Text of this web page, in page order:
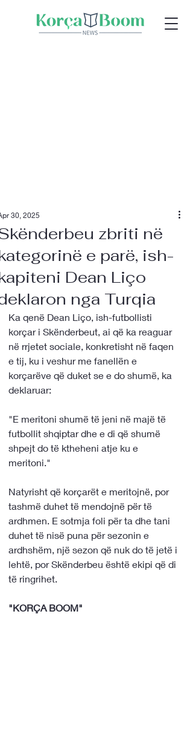
zbriti në
e parë, ish-
Dean Liço
nga Turqia
30, 2025
Ka qenë Dean Liço, ish-futbollisti
korçar i Skënderbeut, ai që ka reaguar
në rrjetet sociale, konkretisht në faqen
e tij, ku i veshur me fanellën e
korçarëve që duket se e do shumë, ka
deklaruar:
"E meritoni shumë të jeni në majë të
futbollit shqiptar dhe e di që shumë
shpejt do të ktheheni atje ku e
meritoni."
Natyrisht që korçarët e meritojnë, por
tashmë duhet të mendojnë për të
ardhmen. E sotmja foli për ta dhe tani
duhet të nisë puna për sezonin e
ardhshëm, një sezon që nuk do të jetë i
lehtë, por Skënderbeu është ekipi që di
të ringrihet.
"KORÇA BOOM"